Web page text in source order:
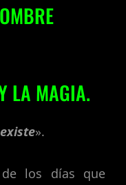
LA MAGIA.
».
los días que